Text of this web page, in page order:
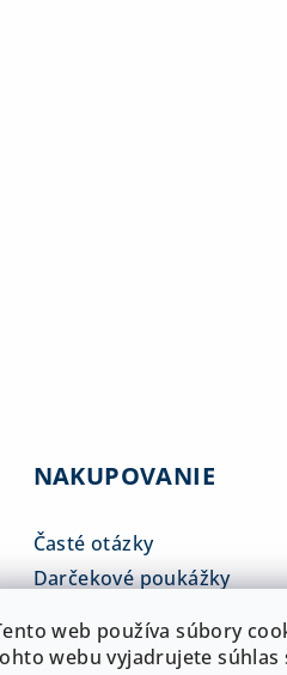
web používa súbory
webu vyjadrujete súhlas
NAKUPOVANIE
Časté otázky
Darčekové poukážky
Platba a doprava